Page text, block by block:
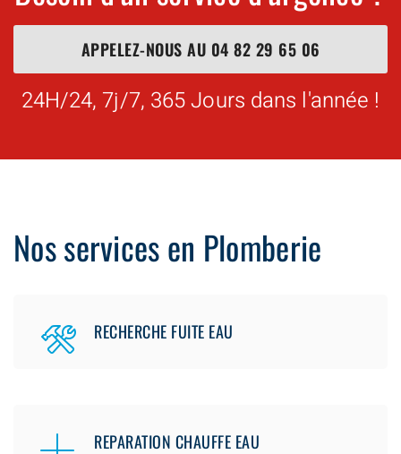
APPELEZ-NOUS AU 04 82 29 65 06
24H/24, 7j/7, 365 Jours dans l'année !
Nos services en Plomberie
RECHERCHE FUITE EAU
REPARATION CHAUFFE EAU